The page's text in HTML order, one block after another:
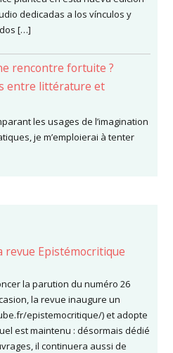
dedicadas a los vínculos y
[…]
rencontre fortuite ?
entre littérature et
les usages de l’imagination
je m’emploierai à tenter
revue Epistémocritique
la parution du numéro 26
la revue inaugure un
epistemocritique/) et adopte
est maintenu : désormais dédié
il continuera aussi de